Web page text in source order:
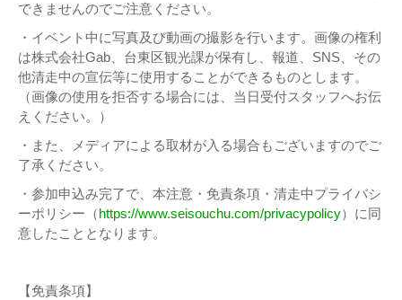
できませんのでご注意ください。
・イベント中に写真及び動画の撮影を行います。画像の権利
は株式会社Gab、台東区観光課が保有し、報道、SNS、その
他清走中の宣伝等に使用することができるものとします。
（画像の使用を拒否する場合には、当日受付スタッフへお伝
えください。）
・また、メディアによる取材が入る場合もございますのでご
了承ください。
・参加申込み完了で、本注意・免責条項・清走中プライバシ
ーポリシー（https://www.seisouchu.com/privacypolicy）に同
意したこととなります。
【免責条項】